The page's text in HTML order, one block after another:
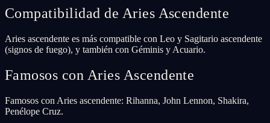
Compatibilidad de Aries Ascendente
Aries ascendente es más compatible con Leo y Sagitario ascendente
(signos de fuego), y también con Géminis y Acuario.
Famosos con Aries Ascendente
Famosos con Aries ascendente: Rihanna, John Lennon, Shakira,
Penélope Cruz.